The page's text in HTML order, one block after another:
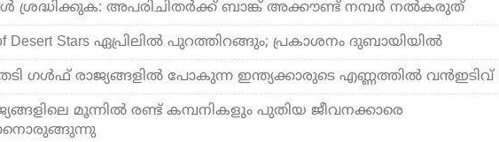
ശ്രദ്ധിക്കുക: അപരിചിതർക്ക് ബാങ്ക് അക്കൗണ്ട് നമ്പർ നൽകരുത്
of Desert Stars ഏപ്രിലിൽ പുറത്തിറങ്ങും; പ്രകാശനം ദുബായിയിൽ
ഗൾഫ് രാജ്യങ്ങളിൽ പോകുന്ന ഇന്ത്യക്കാരുടെ എണ്ണത്തിൽ വൻഇടിവ്
മൂന്നിൽ രണ്ട് കമ്പനികളും പുതിയ ജീവനക്കാരെ